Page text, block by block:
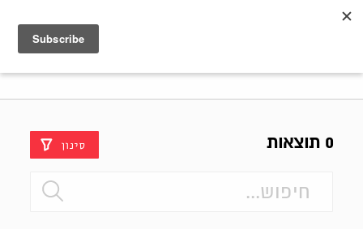
0 תוצאות סינון